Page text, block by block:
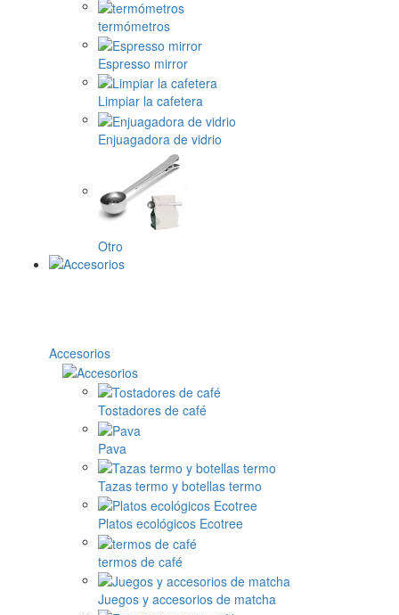
termómetros
Espresso mirror
Limpiar la cafetera
Enjuagadora de vidrio
Otro
Accesorios
Tostadores de café
Pava
Tazas termo y botellas termo
Platos ecológicos Ecotree
termos de café
Juegos y accesorios de matcha